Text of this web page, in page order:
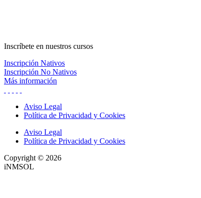
Inscríbete en nuestros cursos
Inscripción Nativos
Inscripción No Nativos
Más información
Aviso Legal
Política de Privacidad y Cookies
Aviso Legal
Política de Privacidad y Cookies
Copyright © 2026
iNMSOL